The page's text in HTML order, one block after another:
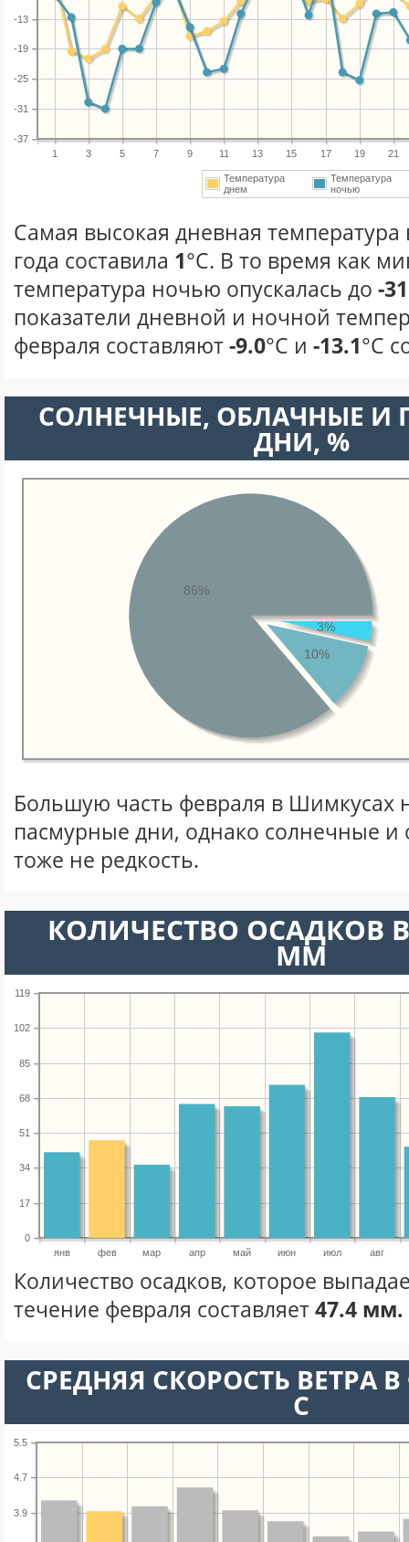
1 3 5 7 9 11 13 15 17 19 21
-37
-31
-25
-19
-13
Температура
днем
Температура
ночью
Самая высокая дневная температура
года составила 1°С. В то время как
температура ночью опускалась до -31
показатели дневной и ночной
февраля составляют-9.0°С и -13.1°С
CОЛНЕЧНЫЕ, ОБЛАЧНЫЕ И
ДНИ, %
3%
10%
86%
Большую часть февраля в Шимкусах
пасмурные дни, однако солнечные
тоже не редкость.
КОЛИЧЕСТВО ОСАДКОВ
ММ
янв фев мар апр май июн июл авг
0
17
34
51
68
85
102
119
Количество осадков, которое
течение февраля составляет47.4 мм.
СРЕДНЯЯ СКОРОСТЬ ВЕТРА
С
3.9
4.7
5.5